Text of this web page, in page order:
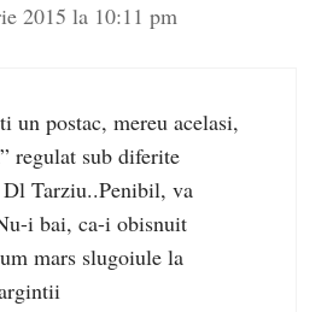
2015 la 10:11 pm
un postac, mereu acelasi,
regulat sub diferite
Dl Tarziu..Penibil, va
i bai, ca-i obisnuit
mars slugoiule la